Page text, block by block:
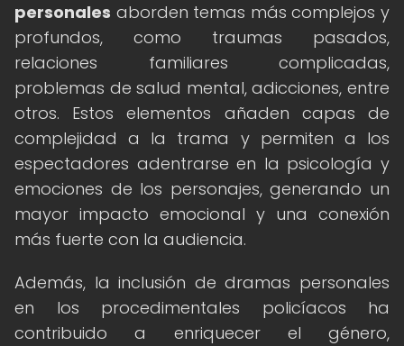
personales aborden temas más complejos y
profundos, como traumas pasados,
relaciones familiares complicadas,
problemas de salud mental, adicciones, entre
otros. Estos elementos añaden capas de
complejidad a la trama y permiten a los
espectadores adentrarse en la psicología y
emociones de los personajes, generando un
mayor impacto emocional y una conexión
más fuerte con la audiencia.
Además, la inclusión de dramas personales
en los procedimentales policíacos ha
contribuido a enriquecer el género,